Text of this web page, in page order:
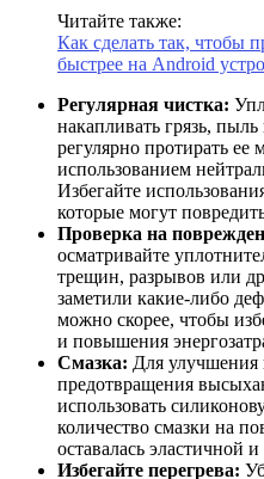
Читайте также:
Как сделать так, чтобы
быстрее на Android
Регулярная чистка:
накапливать грязь,
регулярно протирать ее
использованием
Избегайте
которые могут
Проверка на
осматривайте
трещин, разрывов или
заметили какие-либо
можно скорее, чтобы
и повышения
Смазка: Для улучшения
предотвращения
использовать
количество смазки на
оставалась эластичной
Избегайте перегрева: